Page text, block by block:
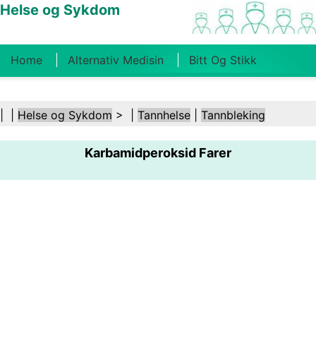
Helse og Sykdom
Home Alternativ Medisin Bitt Og Stikk
Kosthold Og Ernæring Familiehelse
Psykisk Helse Folkehelse Og
Sikkerhet Kirurgi Og Prosedyrer Helse
Helse og Sykdom > | Tannhelse Tannbleking
Karbamidperoksid Farer